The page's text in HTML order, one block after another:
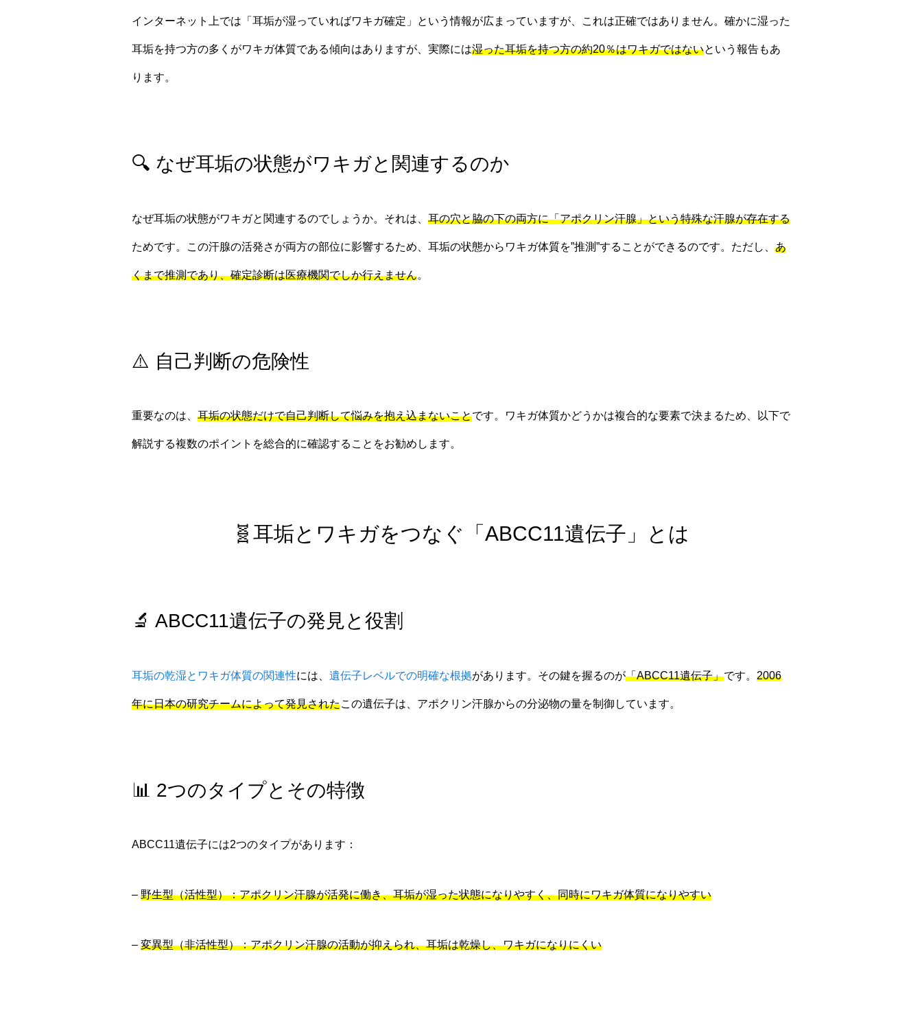
インターネット上では「耳垢が湿っていればワキガ確定」という情報が広まっていますが、これは正確ではありません。確かに湿った
耳垢を持つ方の多くがワキガ体質である傾向はありますが、実際には湿った耳垢を持つ方の約20％はワキガではないという報告もあ
ります。
🔍 なぜ耳垢の状態がワキガと関連するのか
なぜ耳垢の状態がワキガと関連するのでしょうか。それは、 耳の穴と脇の下の両方に「アポクリン汗腺」という特殊な汗腺が存在する
ためです。この汗腺の活発さが両方の部位に影響するため、耳垢の状態からワキガ体質を”推測”することができるのです。ただし、 あ
くまで推測であり、確定診断は医療機関でしか行えません。
⚠️ 自己判断の危険性
重要なのは、 耳垢の状態だけで自己判断して悩みを抱え込まないことです。ワキガ体質かどうかは複合的な要素で決まるため、以下で
解説する複数のポイントを総合的に確認することをお勧めします。
🧬耳垢とワキガをつなぐ「ABCC11遺伝子」とは
🔬 ABCC11遺伝子の発見と役割
耳垢の乾湿とワキガ体質の関連性には、 遺伝子レベルでの明確な根拠があります。その鍵を握るのが「ABCC11遺伝子」です。 2006
年に日本の研究チームによって発見されたこの遺伝子は、アポクリン汗腺からの分泌物の量を制御しています。
📊 2つのタイプとその特徴
ABCC11遺伝子には2つのタイプがあります：
– 野生型（活性型）：アポクリン汗腺が活発に働き、耳垢が湿った状態になりやすく、同時にワキガ体質になりやすい
– 変異型（非活性型）：アポクリン汗腺の活動が抑えられ、耳垢は乾燥し、ワキガになりにくい